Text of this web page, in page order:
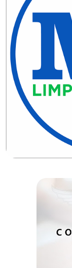
DO
RN
CICLISMO